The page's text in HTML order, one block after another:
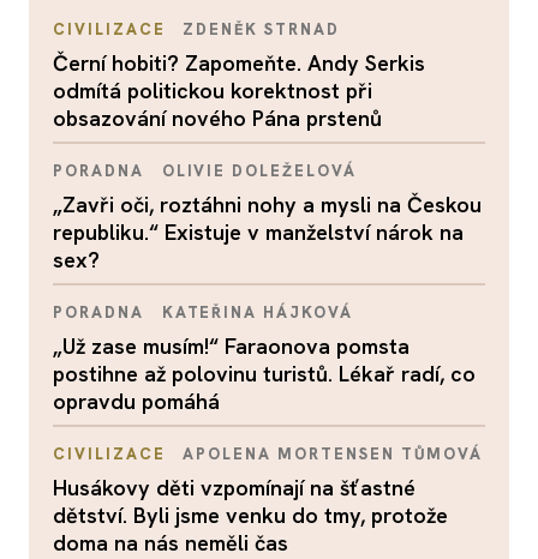
CIVILIZACE ZDENĚK STRNAD
Černí hobiti? Zapomeňte. Andy Serkis
odmítá politickou korektnost při
obsazování nového Pána prstenů
PORADNA OLIVIE DOLEŽELOVÁ
„Zavři oči, roztáhni nohy a mysli na Českou
republiku.“ Existuje v manželství nárok na
sex?
PORADNA KATEŘINA HÁJKOVÁ
„Už zase musím!“ Faraonova pomsta
postihne až polovinu turistů. Lékař radí, co
opravdu pomáhá
CIVILIZACE APOLENA MORTENSEN TŮMOVÁ
Husákovy děti vzpomínají na šťastné
dětství. Byli jsme venku do tmy, protože
doma na nás neměli čas